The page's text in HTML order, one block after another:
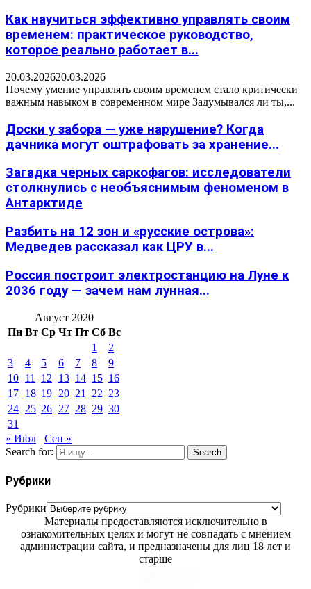
Как научиться эффективно управлять своим
временем: практическое руководство,
которое реально работает в...
20.03.202620.03.2026
Почему умение управлять своим временем стало критически
важным навыком в современном мире Задумывался ли ты,...
Доски у забора — уже нарушение? Когда
дачника могут оштрафовать за хранение...
Загадка черных саркофагов: исследователи
столкнулись с необъяснимым феноменом в
Антарктиде
Разбить на 12 зон и «русские острова»:
Медведев рассказал как ЦРУ в...
Россия построит электростанцию на Луне к
2036 году — зачем нам лунная...
Август 2020
Пн Вт Ср Чт Пт Сб Вс
1
2
3
4 5 6 7 8
9
10 11 12 13 14 15 16
17 18 19 20 21 22 23
24 25 26 27 28 29 30
31
« Июл
Сен »
Search for:
Search
Рубрики
Рубрики
Материалы предоставляются исключительно в
ознакомительных целях и могут не совпадать с мнением
администрации сайта, и предназначены для лиц 18 лет и
старше